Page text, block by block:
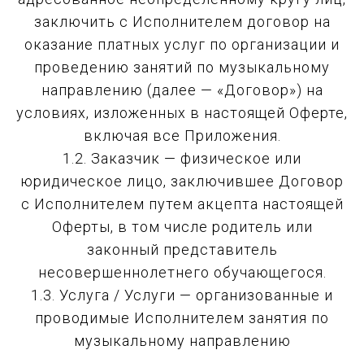
заключить с Исполнителем договор на
оказание платных услуг по организации и
проведению занятий по музыкальному
направлению (далее — «Договор») на
условиях, изложенных в настоящей Оферте,
включая все Приложения.
1.2. Заказчик — физическое или
юридическое лицо, заключившее Договор
с Исполнителем путем акцепта настоящей
Оферты, в том числе родитель или
законный представитель
несовершеннолетнего обучающегося.
1.3. Услуга / Услуги — организованные и
проводимые Исполнителем занятия по
музыкальному направлению